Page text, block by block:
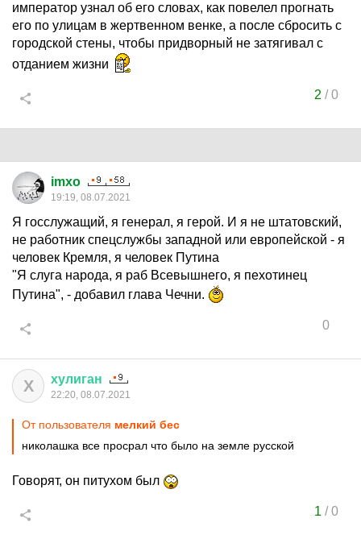
император узнал об его словах, как повелел прогнать
его по улицам в жертвенном венке, а после сбросить с
городской стены, чтобы придворный не затягивал с
отданием жизни
2 /0
imxo
19:19, 08.07.2021
Я госслужащий, я генерал, я герой. И я не штатовский,
не работник спецслужбы западной или европейской - я
человек Кремля, я человек Путина
"Я слуга народа, я раб Всевышнего, я пехотинец
Путина", - добавил глава Чечни.
0
Х хулиган
22:20, 08.07.2021
От пользователя мелкий бес
николашка все просрал что было на земле русской
Говорят, он питухом был
1 /0